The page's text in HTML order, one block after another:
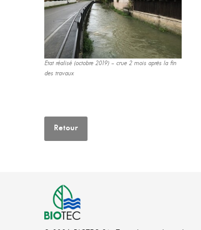
Etat réalisé (octobre 2019) – crue 2 mois après la fin
des travaux
Retour